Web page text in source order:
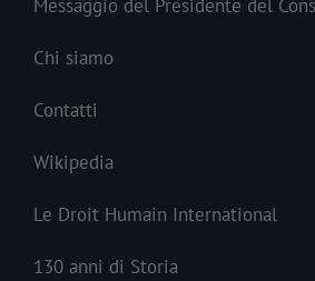
Messaggio del Presidente del
Chi siamo
Contatti
Wikipedia
Le Droit Humain International
130 anni di Storia